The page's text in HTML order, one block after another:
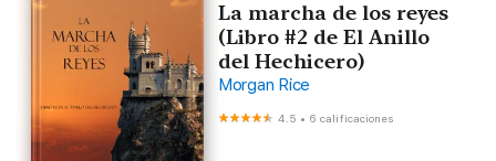
La marcha de los reyes
(Libro #2 de El Anillo
del Hechicero)
Morgan Rice
4.5 • 6 calificaciones